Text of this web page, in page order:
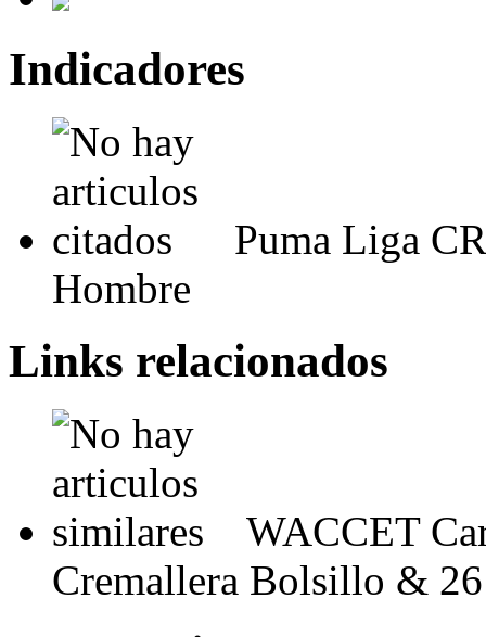
Indicadores
Puma Liga
Hombre
Links relacionados
WACCET
Cremallera Bolsillo & 26